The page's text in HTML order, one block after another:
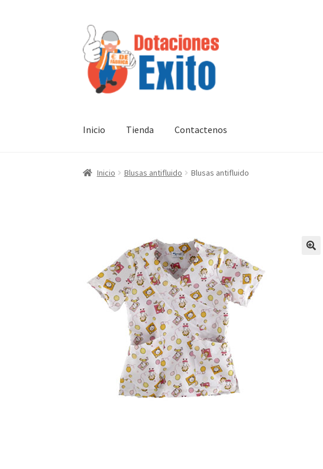
Ir
a
la
navegación
Ir
al
contenido
Inicio Tienda Contactenos
Inicio Blusas antifluido Blusas antifluido